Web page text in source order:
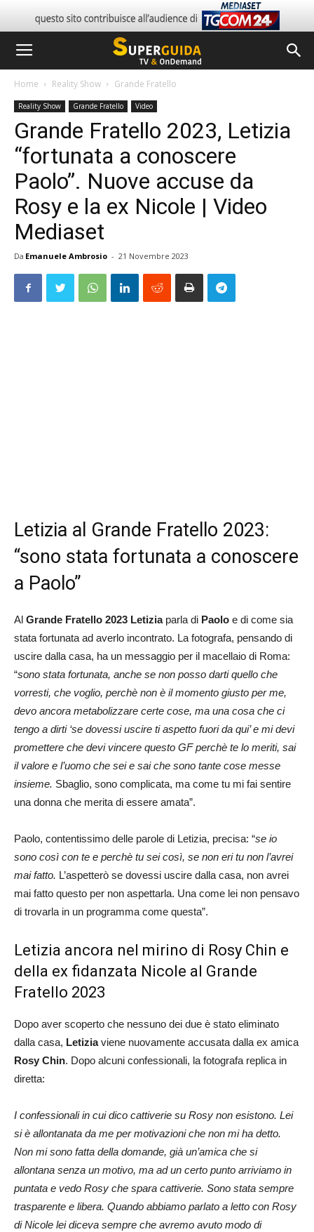
Home Reality Show Grande Fratello
Reality Show Grande Fratello Video
Grande Fratello 2023, Letizia
“fortunata a conoscere
Paolo”. Nuove accuse da
Rosy e la ex Nicole | Video
Mediaset
Da Emanuele Ambrosio - 21 Novembre 2023
Letizia al Grande Fratello 2023:
“sono stata fortunata a conoscere
a Paolo”
Al Grande Fratello 2023 Letiziaparla di Paolo e di come sia
stata fortunata ad averlo incontrato. La fotografa, pensando di
uscire dalla casa, ha un messaggio per il macellaio di Roma:
“sono stata fortunata, anche se non posso darti quello che
vorresti, che voglio, perchè non è il momento giusto per me,
devo ancora metabolizzare certe cose, ma una cosa che ci
tengo a dirti ‘se dovessi uscire ti aspetto fuori da qui’ e mi devi
promettere che devi vincere questo GF perchè te lo meriti, sai
il valore e l’uomo che sei e sai che sono tante cose messe
insieme. Sbaglio, sono complicata, ma come tu mi fai sentire
una donna che merita di essere amata”.
Paolo, contentissimo delle parole di Letizia, precisa: “se io
sono così con te e perchè tu sei così, se non eri tu non l’avrei
mai fatto. L’aspetterò se dovessi uscire dalla casa, non avrei
mai fatto questo per non aspettarla. Una come lei non pensavo
di trovarla in un programma come questa”.
Letizia ancora nel mirino di Rosy Chin e
della ex fidanzata Nicole al Grande
Fratello 2023
Dopo aver scoperto che nessuno dei due è stato eliminato
dalla casa, Letiziaviene nuovamente accusata dalla ex amica
Rosy Chin. Dopo alcuni confessionali, la fotografa replica in
diretta:
I confessionali in cui dico cattiverie su Rosy non esistono. Lei
si è allontanata da me per motivazioni che non mi ha detto.
Non mi sono fatta della domande, già un’amica che si
allontana senza un motivo, ma ad un certo punto arriviamo in
puntata e vedo Rosy che spara cattiverie. Sono stata sempre
trasparente e libera. Quando abbiamo parlato a letto con Rosy
di Nicole lei diceva sempre che avremo avuto modo di